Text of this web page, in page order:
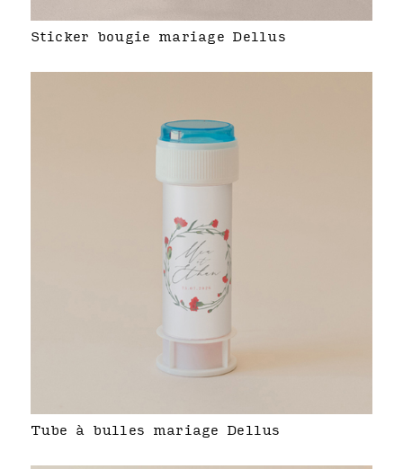
Sticker bougie mariage Dellus
Tube à bulles mariage Dellus